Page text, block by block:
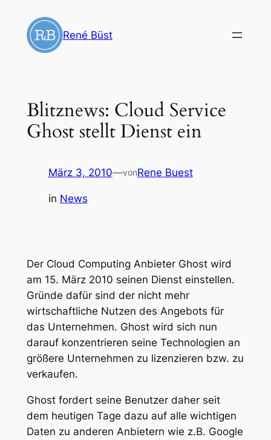
Inhalt
springen
René Büst
Blitznews: Cloud Service
Ghost stellt Dienst ein
März 3, 2010—vonRene Buest
in News
Der Cloud Computing Anbieter Ghost wird
am 15. März 2010 seinen Dienst einstellen.
Gründe dafür sind der nicht mehr
wirtschaftliche Nutzen des Angebots für
das Unternehmen. Ghost wird sich nun
darauf konzentrieren seine Technologien an
größere Unternehmen zu lizenzieren bzw. zu
verkaufen.
Ghost fordert seine Benutzer daher seit
dem heutigen Tage dazu auf alle wichtigen
Daten zu anderen Anbietern wie z.B. Google